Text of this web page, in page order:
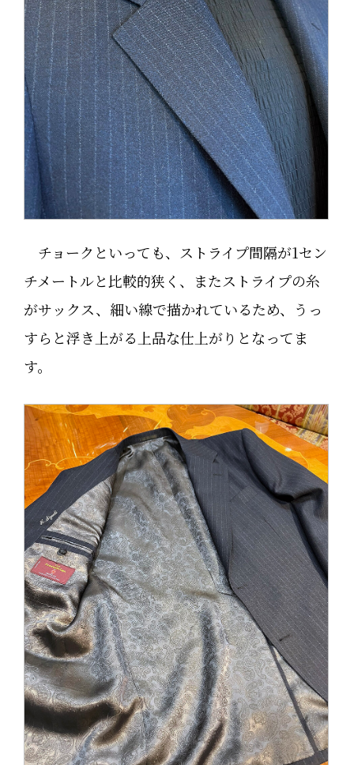
チョークといっても、ストライプ間隔が1セン
チメートルと比較的狭く、またストライプの糸
がサックス、細い線で描かれているため、うっ
すらと浮き上がる上品な仕上がりとなってま
す。